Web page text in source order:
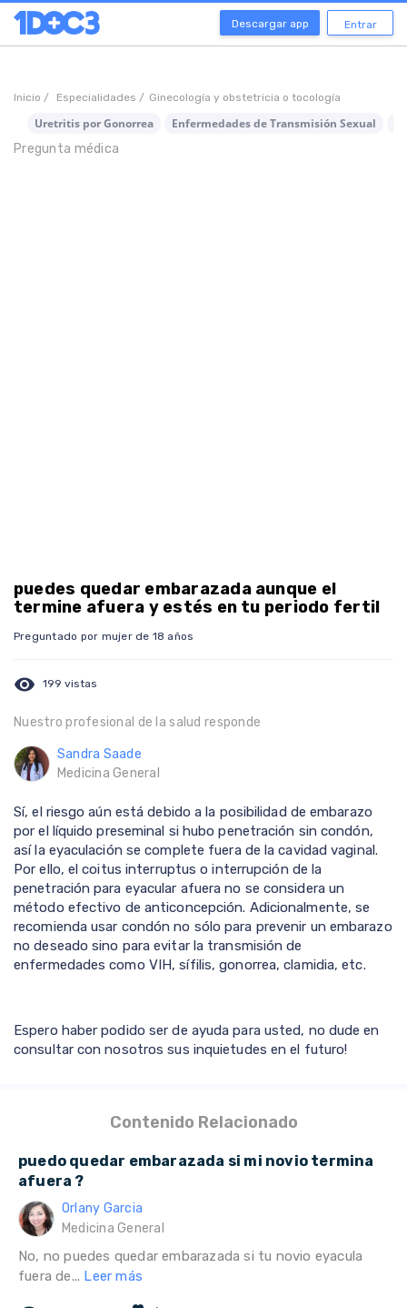
Descargar app Entrar
Inicio / Especialidades / Ginecología y obstetricia o tocología
Uretritis por Gonorrea Enfermedades de Transmisión Sexual
Pregunta médica
puedes quedar embarazada aunque el
termine afuera y estés en tu periodo fertil
Preguntado por mujer de 18 años
visibility 199 vistas
Nuestro profesional de la salud responde
Sandra Saade
Medicina General
Sí, el riesgo aún está debido a la posibilidad de embarazo
por el líquido preseminal si hubo penetración sin condón,
así la eyaculación se complete fuera de la cavidad vaginal.
Por ello, el coitus interruptus o interrupción de la
penetración para eyacular afuera no se considera un
método efectivo de anticoncepción. Adicionalmente, se
recomienda usar condón no sólo para prevenir un embarazo
no deseado sino para evitar la transmisión de
enfermedades como VIH, sífilis, gonorrea, clamidia, etc.
Espero haber podido ser de ayuda para usted, no dude en
consultar con nosotros sus inquietudes en el futuro!
Contenido Relacionado
puedo quedar embarazada si mi novio termina
afuera ?
Orlany Garcia
Medicina General
No, no puedes quedar embarazada si tu novio eyacula
fuera de... Leer más